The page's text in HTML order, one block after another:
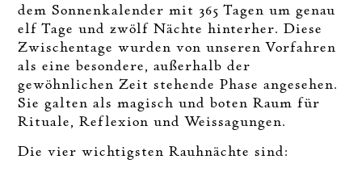
dem Sonnenkalender mit 365 Tagen um genau
elf Tage und zwölf Nächte hinterher. Diese
Zwischentage wurden von unseren Vorfahren
als eine besondere, außerhalb der
gewöhnlichen Zeit stehende Phase angesehen.
Sie galten als magisch und boten Raum für
Rituale, Reflexion und Weissagungen.
Die vier wichtigsten Rauhnächte sind: